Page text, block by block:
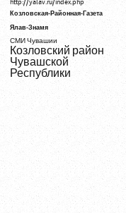
Козловская-Районная-Газета
Ялав-Знамя
СМИ Чувашии
Козловский район
Чувашской
Республики